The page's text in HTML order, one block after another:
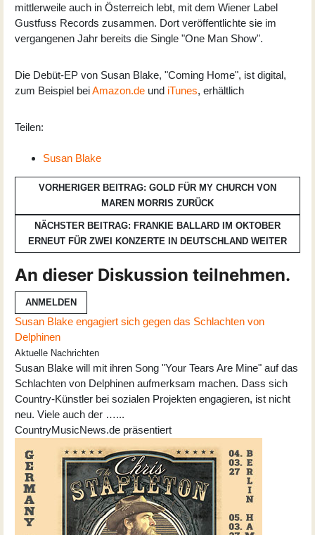
mittlerweile auch in Österreich lebt, mit dem Wiener Label
Gustfuss Records zusammen. Dort veröffentlichte sie im
vergangenen Jahr bereits die Single "One Man Show".
Die Debüt-EP von Susan Blake, "Coming Home", ist digital,
zum Beispiel beiAmazon.de und iTunes, erhältlich
Teilen:
Susan Blake
VORHERIGER BEITRAG: GOLD FÜR MY CHURCH VON
MAREN MORRIS ZURÜCK
NÄCHSTER BEITRAG: FRANKIE BALLARD IM OKTOBER
ERNEUT FÜR ZWEI KONZERTE IN DEUTSCHLAND WEITER
An dieser Diskussion teilnehmen.
ANMELDEN
Susan Blake engagiert sich gegen das Schlachten von
Delphinen
Aktuelle Nachrichten
Susan Blake will mit ihren Song "Your Tears Are Mine" auf das
Schlachten von Delphinen aufmerksam machen. Dass sich
Country-Künstler bei sozialen Projekten engagieren, ist nicht
neu. Viele auch der …...
CountryMusicNews.de präsentiert